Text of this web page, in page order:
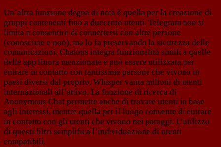
Un’altra funzione degna di nota è quella per la creazione di
gruppi contenenti fino a duecento utenti. Telegram non si
limita a consentire di connettersi con altre persone
(conosciute e non), ma lo fa preservando la sicurezza delle
comunicazioni. Chatous integra funzionalità simili a quelle
delle app finora menzionate e può essere utilizzata per
entrare in contatto con tantissime persone che vivono in
paesi diversi dal proprio. Whisper vanta milioni di utenti
internazionali all’attivo. La funzione di ricerca di
Anonymous Chat permette anche di trovare utenti in base
agli interessi, mentre quella per il luogo consente di entrare
in contatto con gli utenti che vivono nei paraggi. L’utilizzo
di questi filtri semplifica l’individuazione di utenti
compatibili.